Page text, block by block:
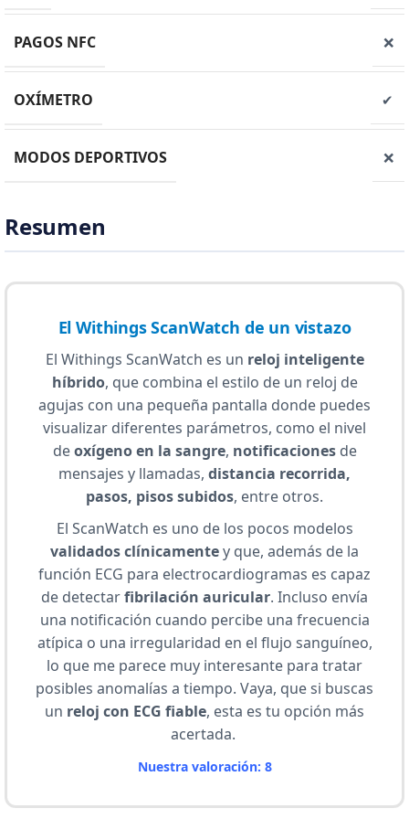
PAGOS NFC ❌
OXÍMETRO ✔
MODOS DEPORTIVOS ❌
Resumen
El Withings ScanWatch de un vistazo
El Withings ScanWatch es un reloj inteligente
híbrido, que combina el estilo de un reloj de
agujas con una pequeña pantalla donde puedes
visualizar diferentes parámetros, como el nivel
deoxígeno en la sangre, notificacionesde
mensajes y llamadas, distancia recorrida,
pasos, pisos subidos, entre otros.
El ScanWatch es uno de los pocos modelos
validados clínicamentey que, además de la
función ECG para electrocardiogramas es capaz
de detectarfibrilación auricular. Incluso envía
una notificación cuando percibe una frecuencia
atípica o una irregularidad en el flujo sanguíneo,
lo que me parece muy interesante para tratar
posibles anomalías a tiempo. Vaya, que si buscas
un reloj con ECG fiable, esta es tu opción más
acertada.
Nuestra valoración: 8